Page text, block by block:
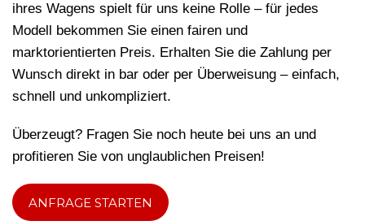
ihres Wagens spielt für uns keine Rolle – für jedes
Modell bekommen Sie einen fairen und
marktorientierten Preis. Erhalten Sie die Zahlung per
Wunsch direkt in bar oder per Überweisung – einfach,
schnell und unkompliziert.
Überzeugt? Fragen Sie noch heute bei uns an und
profitieren Sie von unglaublichen Preisen!
ANFRAGE STARTEN